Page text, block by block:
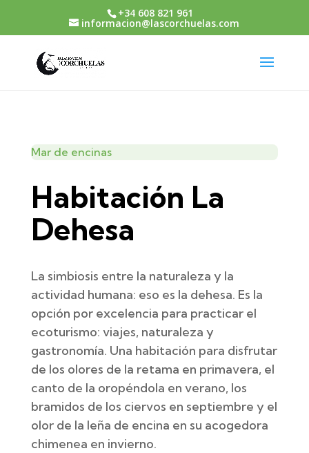
+34 608 821 961
informacion@lascorchuelas.com
Mar de encinas
Habitación La
Dehesa
La simbiosis entre la naturaleza y la
actividad humana: eso es la dehesa. Es la
opción por excelencia para practicar el
ecoturismo: viajes, naturaleza y
gastronomía. Una habitación para disfrutar
de los olores de la retama en primavera, el
canto de la oropéndola en verano, los
bramidos de los ciervos en septiembre y el
olor de la leña de encina en su acogedora
chimenea en invierno.